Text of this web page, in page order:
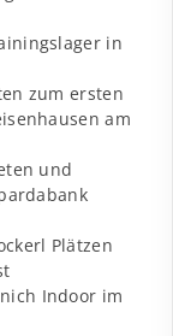
in
zum ersten
am
und
Plätzen
Indoor im